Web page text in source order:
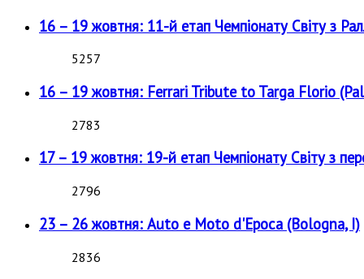
16 – 19 жовтня: 11-й етап Чемпіонату Світу з
5257
16 – 19 жовтня: Ferrari Tribute to Targa Florio
2783
17 – 19 жовтня: 19-й етап Чемпіонату Світу з
2796
23 – 26 жовтня: Auto e Moto d'Epoca (Bologna, I)
2836